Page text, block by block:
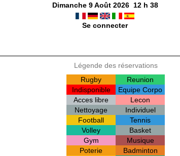
Dimanche 9 Août 2026 12h 38
Se connecter
Légende des réservations
Rugby
Reunion
Indisponible
Equipe Corpo
Acces libre
Lecon
Nettoyage
Individuel
Football
Tennis
Volley
Basket
Gym
Musique
Poterie
Badminton